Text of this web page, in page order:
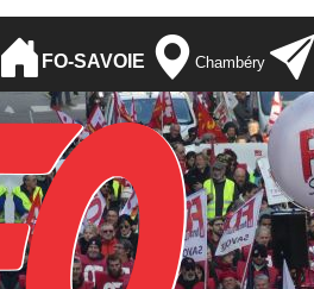
FO-SAVOIE Chambéry